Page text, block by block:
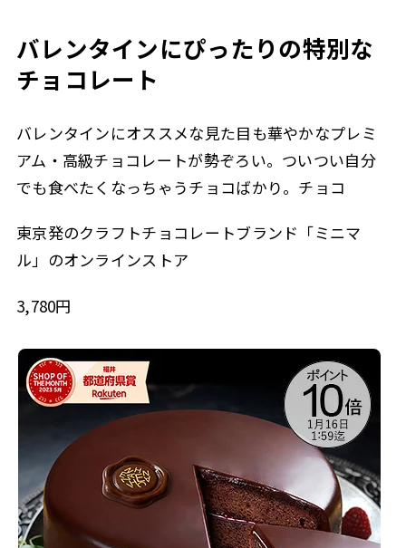
バレンタインにぴったりの特別な
チョコレート
バレンタインにオススメな見た目も華やかなプレミ
アム・高級チョコレートが勢ぞろい。ついつい自分
でも食べたくなっちゃうチョコばかり。チョコ
東京発のクラフトチョコレートブランド「ミニマ
ル」のオンラインストア
3,780円